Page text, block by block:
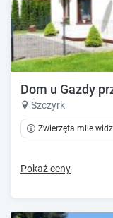
Dom u Gazdy
Szczyrk
Zwierzęta mile
Pokaż ceny